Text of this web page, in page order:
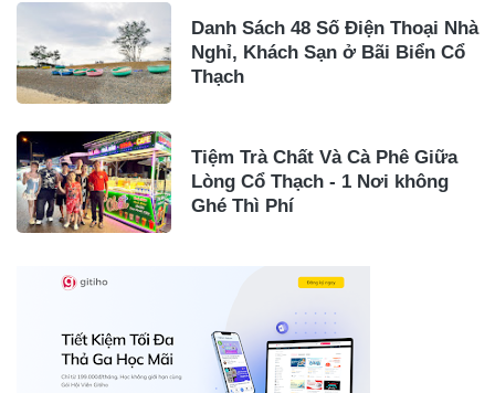
Danh Sách 48 Số Điện Thoại Nhà
Nghỉ, Khách Sạn ở Bãi Biển Cổ
Thạch
Tiệm Trà Chất Và Cà Phê Giữa
Lòng Cổ Thạch - 1 Nơi không
Ghé Thì Phí